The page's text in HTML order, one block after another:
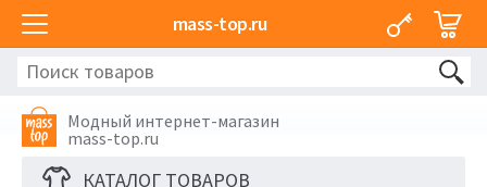
mass-top.ru
Модный интернет-магазин
mass-top.ru
КАТАЛОГ ТОВАРОВ